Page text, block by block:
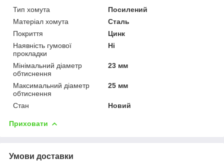
Тип хомута
Посилений
Матеріал хомута
Сталь
Покриття
Цинк
Наявність гумової
прокладки
Ні
Мінімальний діаметр
обтиснення
23 мм
Максимальний діаметр
обтиснення
25 мм
Стан Новий
Приховати
Умови доставки